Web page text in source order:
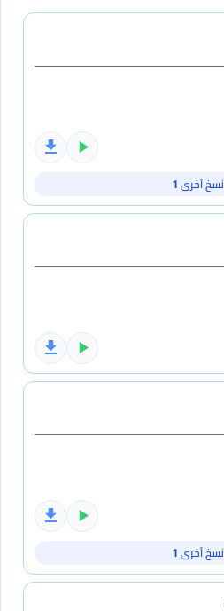
نسخ أخرى 1
نسخ أخرى 1